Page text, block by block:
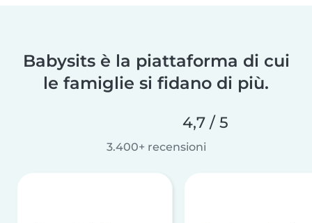
Babysits è la piattaforma di cui
le famiglie si fidano di più.
4,7 / 5
3.400+ recensioni